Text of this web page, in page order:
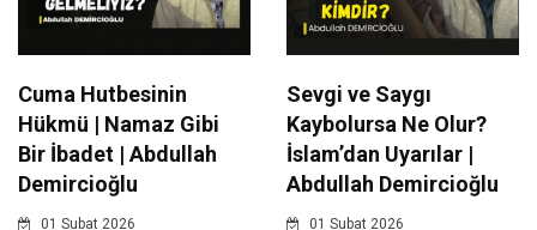
Cuma Hutbesinin
Hükmü | Namaz Gibi
Bir İbadet | Abdullah
Demircioğlu
01 Subat 2026
Sevgi ve Saygı
Kaybolursa Ne Olur?
İslam’dan Uyarılar |
Abdullah Demircioğlu
01 Subat 2026